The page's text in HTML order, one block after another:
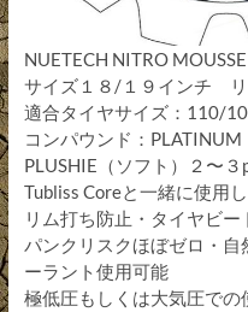
NUETECH NITRO
サイズ１８/１９インチ
適合タイヤサイズ：110/
コンパウンド：
PLUSHIE（ソフト）２〜３
Tubliss Coreと一緒に使用し
リム打ち防止・タイヤビ
パンクリスクほぼゼロ・
ーラント使用可能
極低圧もしくは大気圧での